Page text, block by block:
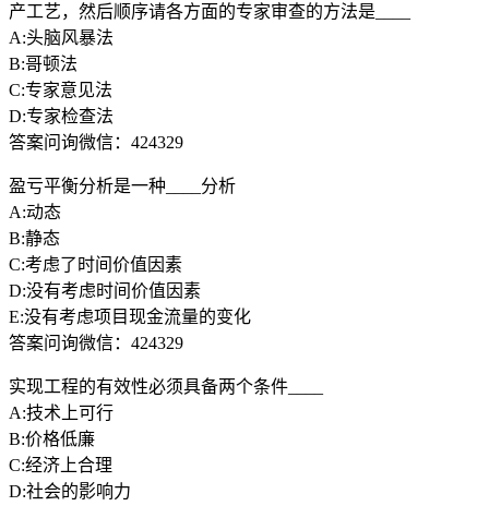
产工艺，然后顺序请各方面的专家审查的方法是____
A:头脑风暴法
B:哥顿法
C:专家意见法
D:专家检查法
答案问询微信：424329
盈亏平衡分析是一种____分析
A:动态
B:静态
C:考虑了时间价值因素
D:没有考虑时间价值因素
E:没有考虑项目现金流量的变化
答案问询微信：424329
实现工程的有效性必须具备两个条件____
A:技术上可行
B:价格低廉
C:经济上合理
D:社会的影响力